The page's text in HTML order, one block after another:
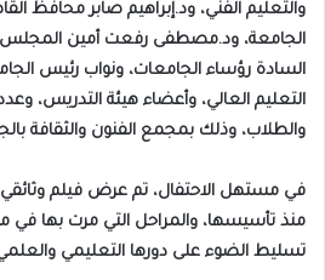
والتعليم الفني، ود.إبراهيم صابر محافظ
الجامعة، ود.مصطفى رفعت أمين المجلس
السادة رؤساء الجامعات، ونواب رئيس
التعليم العالي، وأعضاء هيئة التدريس،
والطلاب، وذلك بمجمع الفنون والثقافة
في مستهل الاحتفال، تم عرض فيلم
منذ تأسيسها، والمراحل التي مرت بها في
تسليط الضوء على دورها التعليمي والعلمي